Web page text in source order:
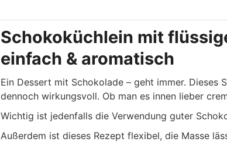
Schokoküchlein mit
einfach & aromatisch
Ein Dessert mit Schokolade – geht immer.
dennoch wirkungsvoll. Ob man es innen lieber
Wichtig ist jedenfalls die Verwendung guter
Außerdem ist dieses Rezept flexibel, die Masse